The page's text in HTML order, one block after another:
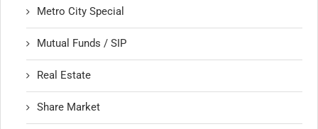
Metro City Special
Mutual Funds / SIP
Real Estate
Share Market